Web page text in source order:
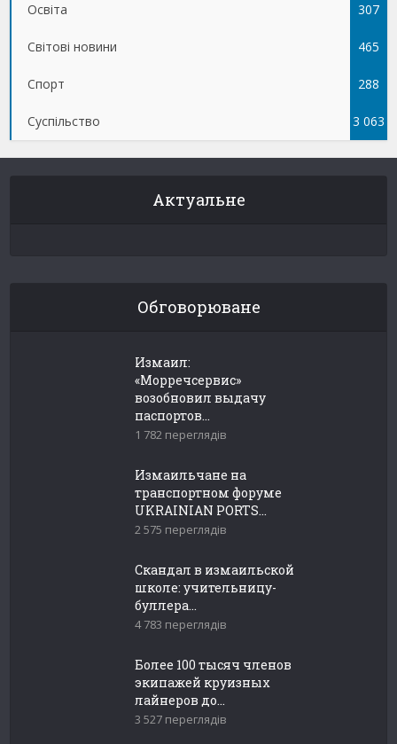
Освіта 307
Світові новини 465
Спорт 288
Суспільство 3 063
Актуальне
Обговорюване
Измаил:
«Морречсервис»
возобновил выдачу
паспортов...
1 782 переглядів
Измаильчане на
транспортном форуме
UKRAINIAN PORTS...
2 575 переглядів
Скандал в измаильской
школе: учительницу-
буллера...
4 783 переглядів
Более 100 тысяч членов
экипажей круизных
лайнеров до...
3 527 переглядів